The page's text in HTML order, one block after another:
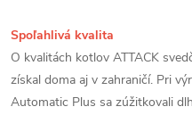
Spoľahlivá kvalita
O kvalitách kotlov ATTACK
získal doma aj v zahraničí. Pri
Automatic Plus sa zúžitkovali